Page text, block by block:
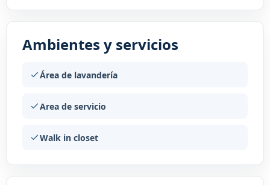
Ambientes y servicios
Área de lavandería
Area de servicio
Walk in closet